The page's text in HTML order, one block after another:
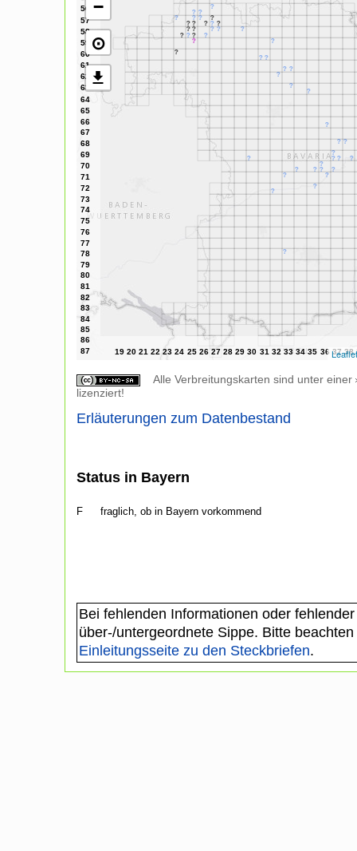
−
⊙
Leaflet
Alle Verbreitungskarten sind unter einer
lizenziert!
Erläuterungen zum Datenbestand
Status in Bayern
F fraglich, ob in Bayern vorkommend
Bei fehlenden Informationen oder
über-/untergeordnete Sippe. Bitte
Einleitungsseite zu den Steckbriefen.